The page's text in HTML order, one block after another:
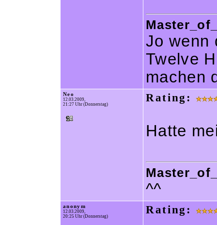
Jo wenn
Twelve
machen
Neo
12.03.2009,
21:27 Uhr (Donnerstag)
Rating:
Hatte
^^
anonym
12.03.2009,
20:25 Uhr (Donnerstag)
Rating: